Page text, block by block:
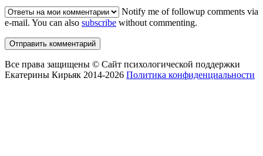
Notify me of followup comments via
e-mail. You can also subscribe without commenting.
Все права защищены © Сайт психологической поддержки
Екатерины Кирьяк 2014-2026 Политика конфиденциальности